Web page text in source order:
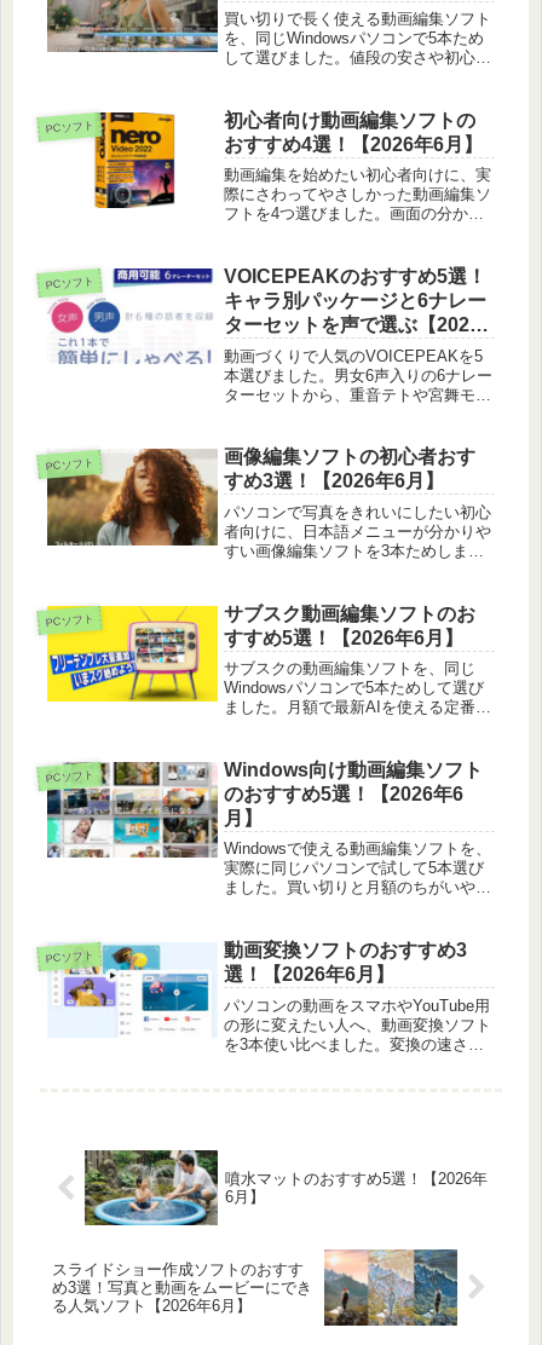
買い切りで長く使える動画編集ソフト
を、同じWindowsパソコンで5本ため
して選びました。値段の安さや初心者
PCソフト
初心者向け動画編集ソフトの
おすすめ4選！【2026年6月】
動画編集を始めたい初心者向けに、実
際にさわってやさしかった動画編集ソ
フトを4つ選びました。画面の分かり
PCソフト
VOICEPEAKのおすすめ5選！
キャラ別パッケージと6ナレー
ターセットを声で選ぶ【2026
年6月】
動画づくりで人気のVOICEPEAKを5
本選びました。男女6声入りの6ナレー
ターセットから、重音テトや宮舞モカ
ます。
PCソフト
画像編集ソフトの初心者おす
すめ3選！【2026年6月】
パソコンで写真をきれいにしたい初心
者向けに、日本語メニューが分かりや
すい画像編集ソフトを3本ためしまし
PCソフト
サブスク動画編集ソフトのお
すすめ5選！【2026年6月】
サブスクの動画編集ソフトを、同じ
Windowsパソコンで5本ためして選び
ました。月額で最新AIを使える定番か
PCソフト
Windows向け動画編集ソフト
のおすすめ5選！【2026年6
月】
Windowsで使える動画編集ソフトを、
実際に同じパソコンで試して5本選び
ました。買い切りと月額のちがいや、
PCソフト
動画変換ソフトのおすすめ3
選！【2026年6月】
パソコンの動画をスマホやYouTube用
の形に変えたい人へ、動画変換ソフト
を3本使い比べました。変換の速さや
噴水マットのおすすめ5選！【2026年
6月】
スライドショー作成ソフトのおすす
め3選！写真と動画をムービーにでき
る人気ソフト【2026年6月】